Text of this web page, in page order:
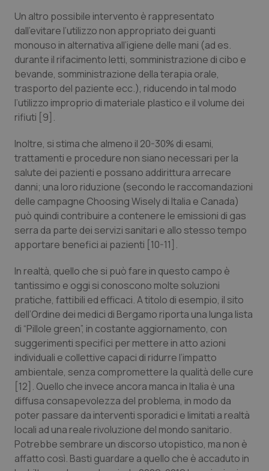
Psoriasi & pelle
Quotidiano Cardiologia
Quotidiano Chirurgia
Quotidiano Oncologia
Quotidiano Pediatria
Rene & patologie urogenitali
Salute orale & impianti
Sangue & coagulazione
Tiroide
Tumore al seno
Tumore ovarico
Tumori del Polmone & Testa Collo
Tumori gastrointestinali
Ulcera & Reflusso
Vaccini
Un altro possibile intervento è rappresentato
dall’evitare l’utilizzo non appropriato dei guanti
monouso in alternativa all’igiene delle mani (ad es.
durante il rifacimento letti, somministrazione di cibo e
bevande, somministrazione della terapia orale,
trasporto del paziente ecc.), riducendo in tal modo
l’utilizzo improprio di materiale plastico e il volume dei
rifiuti [9].
Inoltre, si stima che almeno il 20-30% di esami,
trattamenti e procedure non siano necessari per la
salute dei pazienti e possano addirittura arrecare
danni; una loro riduzione (secondo le raccomandazioni
delle campagne Choosing Wisely di Italia e Canada)
può quindi contribuire a contenere le emissioni di gas
serra da parte dei servizi sanitari e allo stesso tempo
apportare benefici ai pazienti [10-11].
In realtà, quello che si può fare in questo campo è
tantissimo e oggi si conoscono molte soluzioni
pratiche, fattibili ed efficaci. A titolo di esempio, il sito
dell’Ordine dei medici di Bergamo riporta una lunga lista
di “Pillole green”, in costante aggiornamento, con
suggerimenti specifici per mettere in atto azioni
individuali e collettive capaci di ridurre l’impatto
ambientale, senza compromettere la qualità delle cure
[12]. Quello che invece ancora manca in Italia è una
diffusa consapevolezza del problema, in modo da
poter passare da interventi sporadici e limitati a realtà
locali ad una reale rivoluzione del mondo sanitario.
Potrebbe sembrare un discorso utopistico, ma non è
affatto così. Basti guardare a quello che è accaduto in